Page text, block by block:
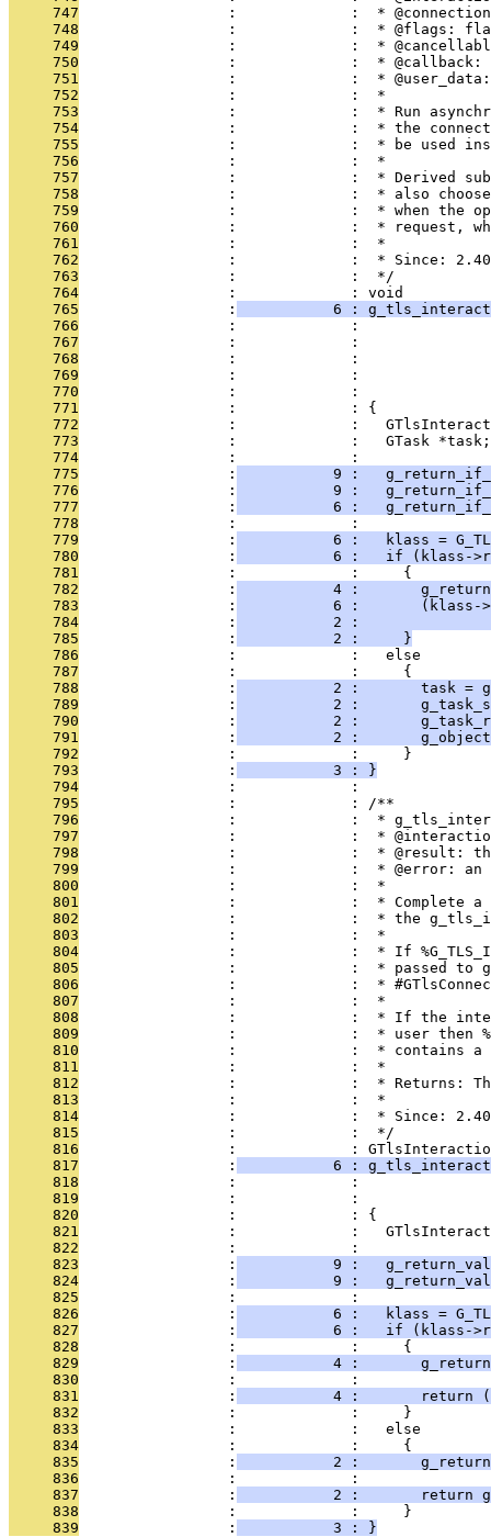
     747
:             :  *
     748
:             :  * @flags:
     749
:             :  *
     750
:             :  *
     751
:             :  *
     752
                 :             :  *
     753
:             :  * Run
     754
:             :  * the
     755
:             :  * be used
     756
                 :             :  *
     757
:             :  * Derived
     758
:             :  * also
     759
:             :  * when the
     760
:             :  * request,
     761
                 :             :  *
     762
                 :             :  * Since: 2.40
     763
                 :             :  */
     764
                 :             : void
     765
                 :
6 :
     766
:             :
     767
:             :
     768
:             :
     769
:             :
     770
:             :
     771
                 :             : {
     772
:             :
     773
                 :             :   GTask *task;
     774
                 :             :
     775
                 :
9 :
     776
                 :
9 :
     777
                 :
6 :
     778
                 :             :
     779
                 :
6 :   klass =
     780
                 :
6 :   if (klass-
     781
                 :             :     {
     782
                 :
4 :
     783
                 :
6 :       (klass-
     784
                 :
2 :
     785
                 :
           2 :     }
     786
                 :             :   else
     787
                 :             :     {
     788
                 :
2 :       task =
     789
                 :
2 :
     790
                 :
2 :
     791
                 :
2 :
     792
                 :             :     }
     793
                 :
           3 : }
     794
                 :             :
     795
                 :             : /**
     796
:             :  *
     797
:             :  *
     798
:             :  * @result:
     799
:             :  * @error:
     800
                 :             :  *
     801
:             :  * Complete
     802
:             :  * the
     803
                 :             :  *
     804
:             :  * If
     805
:             :  * passed to
     806
:             :  *
     807
                 :             :  *
     808
:             :  * If the
     809
:             :  * user then
     810
:             :  * contains
     811
                 :             :  *
     812
:             :  * Returns:
     813
                 :             :  *
     814
                 :             :  * Since: 2.40
     815
                 :             :  */
     816
:             :
     817
                 :
6 :
     818
:             :
     819
:             :
     820
                 :             : {
     821
:             :
     822
                 :             :
     823
                 :
9 :
     824
                 :
9 :
     825
                 :             :
     826
                 :
6 :   klass =
     827
                 :
6 :   if (klass-
     828
                 :             :     {
     829
                 :
4 :
     830
                 :             :
     831
                 :
4 :       return
     832
                 :             :     }
     833
                 :             :   else
     834
                 :             :     {
     835
                 :
2 :
     836
                 :             :
     837
                 :
2 :       return
     838
                 :             :     }
     839
                 :
           3 : }